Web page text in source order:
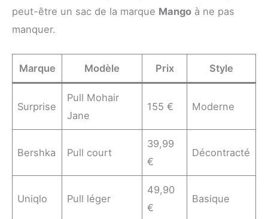
peut-être un sac de la marque Mango à ne pas
manquer.
Marque Modèle Prix Style
Surprise
Pull Mohair
Jane
155 € Moderne
Bershka Pull court
39,99
€
Décontracté
Uniqlo Pull léger
49,90
€
Basique